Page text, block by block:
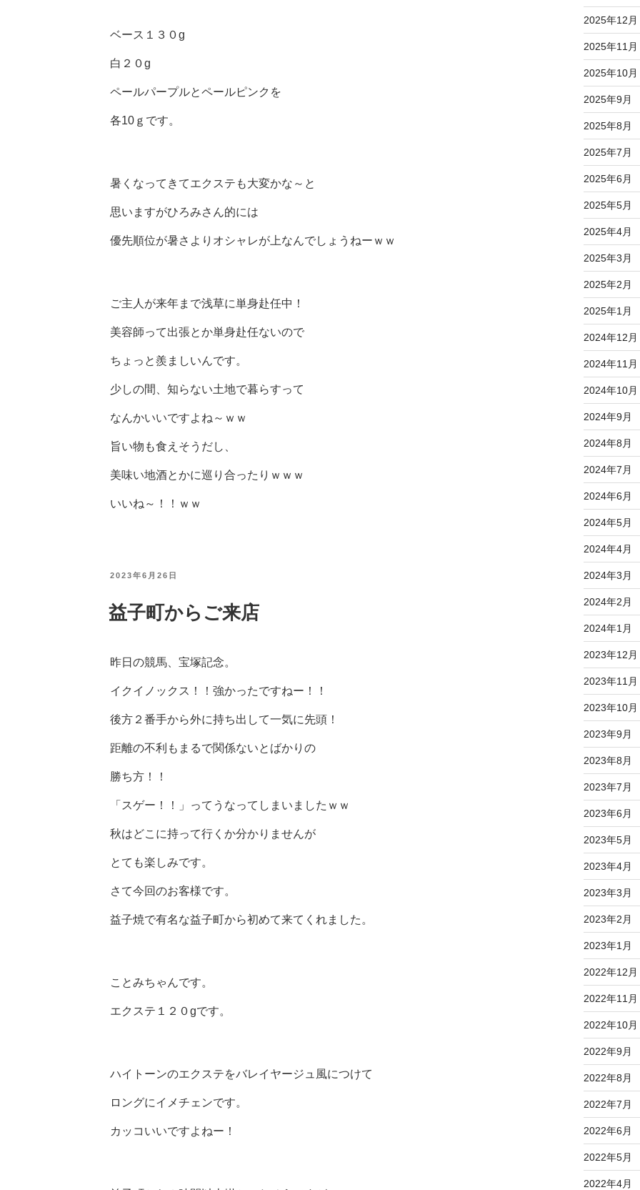
ベース１３０g
白２０g
ペールパープルとペールピンクを
各10ｇです。
暑くなってきてエクステも大変かな～と
思いますがひろみさん的には
優先順位が暑さよりオシャレが上なんでしょうねーｗｗ
ご主人が来年まで浅草に単身赴任中！
美容師って出張とか単身赴任ないので
ちょっと羨ましいんです。
少しの間、知らない土地で暮らすって
なんかいいですよね～ｗｗ
旨い物も食えそうだし、
美味い地酒とかに巡り合ったりｗｗｗ
いいね～！！ｗｗ
投
2023年6月26日
益子町からご来店
昨日の競馬、宝塚記念。
イクイノックス！！強かったですねー！！
後方２番手から外に持ち出して一気に先頭！
距離の不利もまるで関係ないとばかりの
勝ち方！！
「スゲー！！」ってうなってしまいましたｗｗ
秋はどこに持って行くか分かりませんが
とても楽しみです。
さて今回のお客様です。
益子焼で有名な益子町から初めて来てくれました。
ことみちゃんです。
エクステ１２０gです。
ハイトーンのエクステをバレイヤージュ風につけて
ロングにイメチェンです。
カッコいいですよねー！
2025年12月
2025年11月
2025年10月
2025年9月
2025年8月
2025年7月
2025年6月
2025年5月
2025年4月
2025年3月
2025年2月
2025年1月
2024年12月
2024年11月
2024年10月
2024年9月
2024年8月
2024年7月
2024年6月
2024年5月
2024年4月
2024年3月
2024年2月
2024年1月
2023年12月
2023年11月
2023年10月
2023年9月
2023年8月
2023年7月
2023年6月
2023年5月
2023年4月
2023年3月
2023年2月
2023年1月
2022年12月
2022年11月
2022年10月
2022年9月
2022年8月
2022年7月
2022年6月
2022年5月
2022年4月